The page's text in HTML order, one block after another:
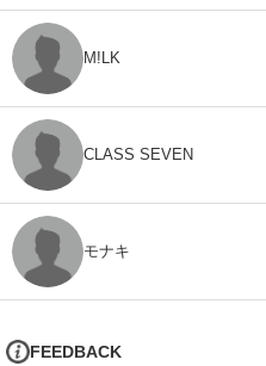
M!LK
CLASS SEVEN
モナキ
FEEDBACK